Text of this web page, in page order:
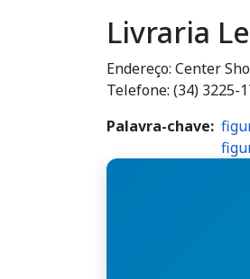
Livraria
Endereço: Center
Telefone: (34) 3225-
Palavra-chave